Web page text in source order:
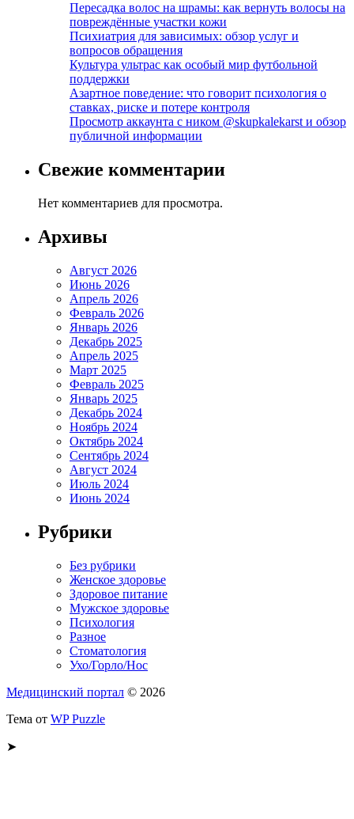
Пересадка волос на шрамы: как вернуть волосы на
повреждённые участки кожи
Психиатрия для зависимых: обзор услуг и
вопросов обращения
Культура ультрас как особый мир футбольной
поддержки
Азартное поведение: что говорит психология о
ставках, риске и потере контроля
Просмотр аккаунта с ником @skupkalekarst и обзор
публичной информации
Свежие комментарии
Нет комментариев для просмотра.
Архивы
Август 2026
Июнь 2026
Апрель 2026
Февраль 2026
Январь 2026
Декабрь 2025
Апрель 2025
Март 2025
Февраль 2025
Январь 2025
Декабрь 2024
Ноябрь 2024
Октябрь 2024
Сентябрь 2024
Август 2024
Июль 2024
Июнь 2024
Рубрики
Без рубрики
Женское здоровье
Здоровое питание
Мужское здоровье
Психология
Разное
Стоматология
Ухо/Горло/Нос
Медицинский портал © 2026
Тема от WP Puzzle
➤